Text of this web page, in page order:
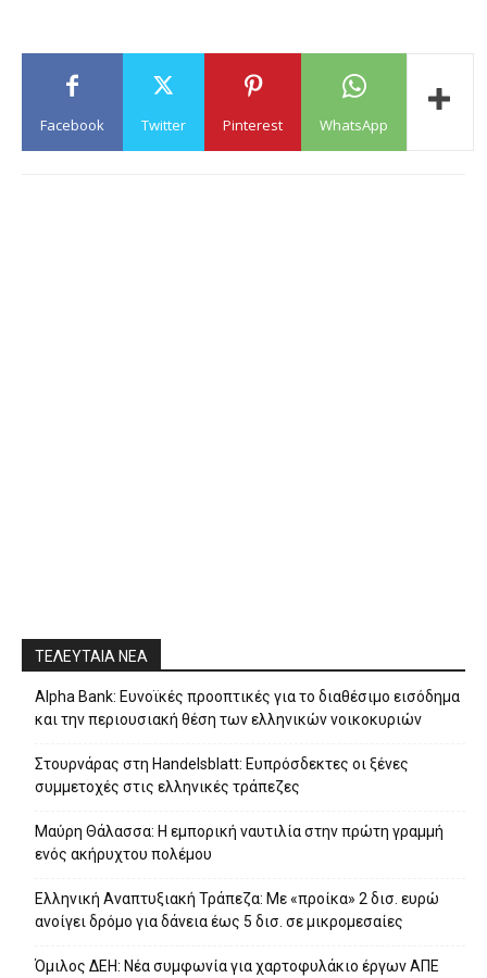
Facebook Twitter Pinterest WhatsApp
ΤΕΛΕΥΤΑΙΑ ΝΕΑ
Alpha Bank: Ευνοϊκές προοπτικές για το διαθέσιμο εισόδημα
και την περιουσιακή θέση των ελληνικών νοικοκυριών
Στουρνάρας στη Handelsblatt: Ευπρόσδεκτες οι ξένες
συμμετοχές στις ελληνικές τράπεζες
Μαύρη Θάλασσα: Η εμπορική ναυτιλία στην πρώτη γραμμή
ενός ακήρυχτου πολέμου
Ελληνική Αναπτυξιακή Τράπεζα: Με «προίκα» 2 δισ. ευρώ
ανοίγει δρόμο για δάνεια έως 5 δισ. σε μικρομεσαίες
Όμιλος ΔΕΗ: Νέα συμφωνία για χαρτοφυλάκιο έργων ΑΠΕ